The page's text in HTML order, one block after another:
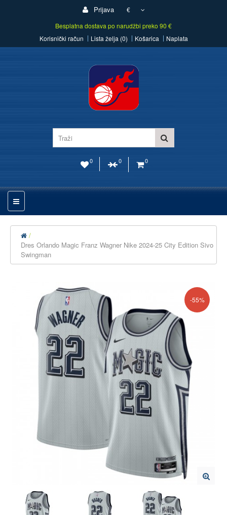
Prijava
€
Besplatna dostava po narudžbi preko 90 €
Korisnički račun
Lista želja (0) Košarica Naplata
0 0 0
Dres Orlando Magic Franz Wagner Nike 2024-25 City Edition Sivo
Swingman
-55%